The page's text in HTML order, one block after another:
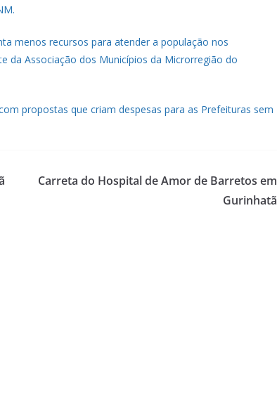
menos recursos para atender a população nos
da Associação dos Municípios da Microrregião do
propostas que criam despesas para as Prefeituras sem
Carreta do Hospital de Amor de Barretos em
Gurinhatã